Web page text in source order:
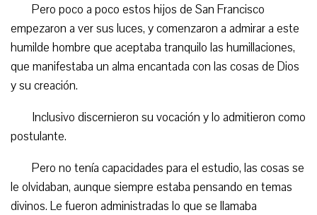
Pero poco a poco estos hijos de San Francisco
empezaron a ver sus luces, y comenzaron a admirar a este
humilde hombre que aceptaba tranquilo las humillaciones,
que manifestaba un alma encantada con las cosas de Dios
y su creación.
Inclusivo discernieron su vocación y lo admitieron como
postulante.
Pero no tenía capacidades para el estudio, las cosas se
le olvidaban, aunque siempre estaba pensando en temas
divinos. Le fueron administradas lo que se llamaba